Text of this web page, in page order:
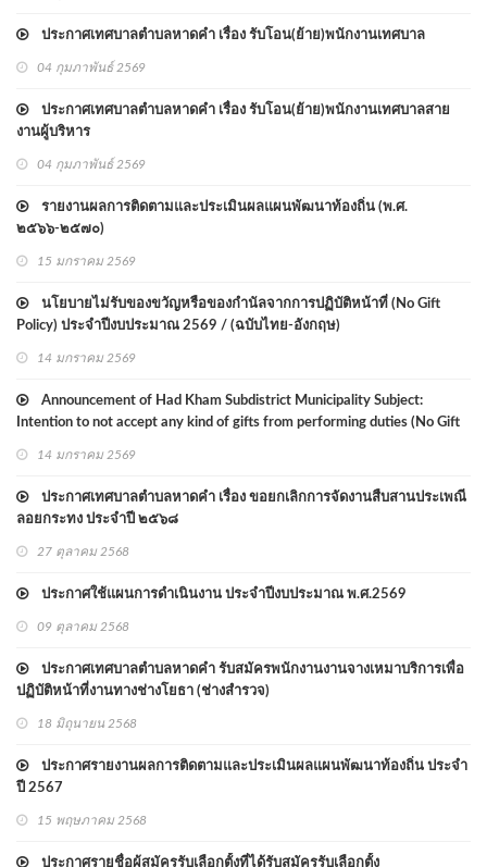
ประกาศเทศบาลตำบลหาดคำ เรื่อง รับโอน(ย้าย)พนักงานเทศบาล
04 กุมภาพันธ์ 2569
ประกาศเทศบาลตำบลหาดคำ เรื่อง รับโอน(ย้าย)พนักงานเทศบาลสาย
งานผู้บริหาร
04 กุมภาพันธ์ 2569
รายงานผลการติดตามและประเมินผลแผนพัฒนาท้องถิ่น (พ.ศ.
๒๕๖๖-๒๕๗๐)
15 มกราคม 2569
นโยบายไม่รับของขวัญหรือของกำนัลจากการปฏิบัติหน้าที่ (No Gift
Policy) ประจำปีงบประมาณ 2569 / (ฉบับไทย-อังกฤษ)
14 มกราคม 2569
Announcement of Had Kham Subdistrict Municipality Subject:
Intention to not accept any kind of gifts from performing duties (No Gift
14 มกราคม 2569
ประกาศเทศบาลตำบลหาดคำ เรื่อง ขอยกเลิกการจัดงานสืบสานประเพณี
ลอยกระทง ประจำปี ๒๕๖๘
27 ตุลาคม 2568
ประกาศใช้แผนการดำเนินงาน ประจำปีงบประมาณ พ.ศ.2569
09 ตุลาคม 2568
ประกาศเทศบาลตำบลหาดคำ รับสมัครพนักงานงานจางเหมาบริการเพื่อ
ปฏิบัติหน้าที่งานทางช่างโยธา (ช่างสำรวจ)
18 มิถุนายน 2568
ประกาศรายงานผลการติดตามและประเมินผลแผนพัฒนาท้องถิ่น ประจำ
ปี 2567
15 พฤษภาคม 2568
ประกาศรายชื่อผู้สมัครรับเลือกตั้งที่ได้รับสมัครรับเลือกตั้ง